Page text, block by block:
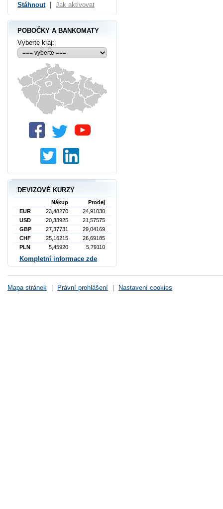
Stáhnout Jak aktivovat
POBOČKY A BANKOMATY
Vyberte kraj:
DEVIZOVÉ KURZY
Nákup
Prodej
EUR
23,48270
24,91030
USD
20,33925
21,57575
GBP
27,37731
29,04169
CHF
25,16215
26,69185
PLN
5,45920 5,79110
Kompletní informace zde
Mapa stránek Právní prohlášení Nastavení cookies